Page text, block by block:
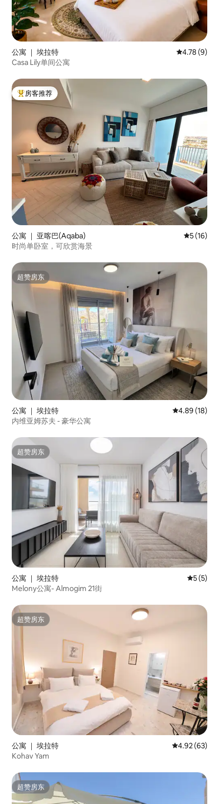
公寓 ｜ 埃拉特 平均评分
4.78 (9)
Casa Lily单间公寓
热门「房客推荐」
房客推荐
公寓 ｜ 亚喀巴(Aqaba) 平均评分
5 (16)
时尚单卧室，可欣赏海景
超赞房东
超赞房东
公寓 ｜ 埃拉特 平均评分
4.89 (18)
内维亚姆苏夫 - 豪华公寓
超赞房东
超赞房东
公寓 ｜ 埃拉特 平均评分
5 (5)
Melony公寓- Almogim 21街
超赞房东
超赞房东
公寓 ｜ 埃拉特 平均评分
4.92 (63)
Kohav Yam
超赞房东
超赞房东